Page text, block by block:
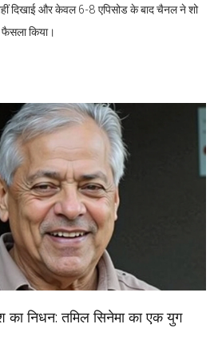
दिखाई और केवल 6-8 एपिसोड के बाद चैनल ने शो
किया।
का निधन: तमिल सिनेमा का एक युग